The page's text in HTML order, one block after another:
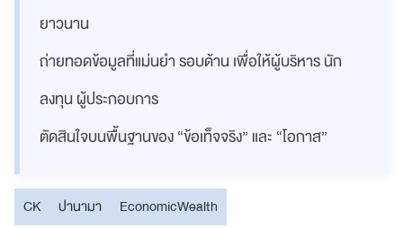
ยาวนาน
ถ่ายทอดข้อมูลที่แม่นยำ รอบด้าน เพื่อให้ผู้บริหาร นัก
ลงทุน ผู้ประกอบการ
ตัดสินใจบนพื้นฐานของ “ข้อเท็จจริง” และ “โอกาส”
CK ปานามา EconomicWealth